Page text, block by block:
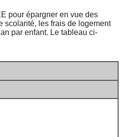
pour épargner en vue des
scolarité, les frais de logement
par enfant. Le tableau ci-